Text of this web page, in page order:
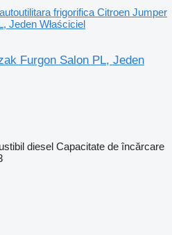
autoutilitara frigorifica Citroen Jumper
Jeden Właściciel
Furgon Salon PL, Jeden
diesel Capacitate de încărcare